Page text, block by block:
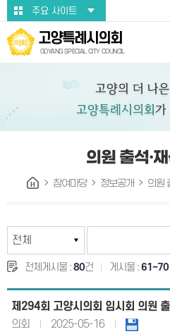
본문바로가기주요 사이트
고양특례시의회
GOYANG SPECIAL CITY COUNCIL
의원 출석·
참여마당 정보공개 의원
전체게시물 :80건 게시물 :61~70
제294회 고양시의회 임시회 의원
의회
2025-05-16